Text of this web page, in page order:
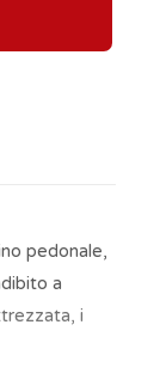
pedonale,
a
i